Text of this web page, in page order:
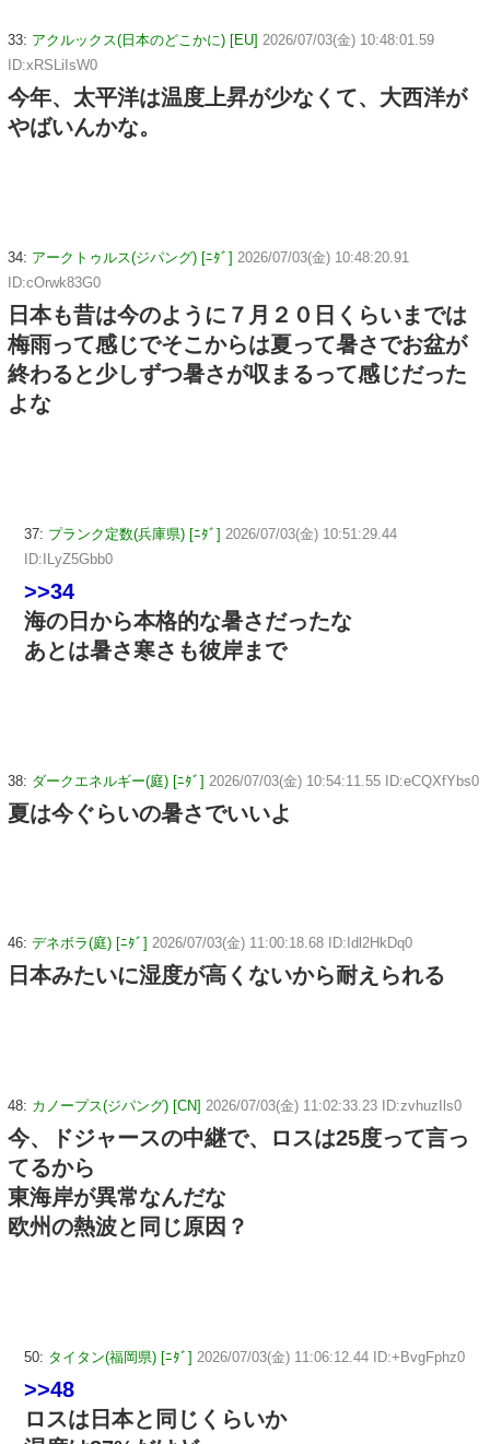
33: アクルックス(日本のどこかに) [EU] 2026/07/03(金) 10:48:01.59
ID:xRSLiIsW0
今年、太平洋は温度上昇が少なくて、大西洋が
やばいんかな。
34: アークトゥルス(ジパング) [ﾆﾀﾞ] 2026/07/03(金) 10:48:20.91
ID:cOrwk83G0
日本も昔は今のように７月２０日くらいまでは
梅雨って感じでそこからは夏って暑さでお盆が
終わると少しずつ暑さが収まるって感じだった
よな
37: プランク定数(兵庫県) [ﾆﾀﾞ] 2026/07/03(金) 10:51:29.44
ID:ILyZ5Gbb0
>>34
海の日から本格的な暑さだったな
あとは暑さ寒さも彼岸まで
38: ダークエネルギー(庭) [ﾆﾀﾞ] 2026/07/03(金) 10:54:11.55 ID:eCQXfYbs0
夏は今ぐらいの暑さでいいよ
46: デネボラ(庭) [ﾆﾀﾞ] 2026/07/03(金) 11:00:18.68 ID:Idl2HkDq0
日本みたいに湿度が高くないから耐えられる
48: カノープス(ジパング) [CN] 2026/07/03(金) 11:02:33.23 ID:zvhuzIls0
今、ドジャースの中継で、ロスは25度って言っ
てるから
東海岸が異常なんだな
欧州の熱波と同じ原因？
50: タイタン(福岡県) [ﾆﾀﾞ] 2026/07/03(金) 11:06:12.44 ID:+BvgFphz0
>>48
ロスは日本と同じくらいか